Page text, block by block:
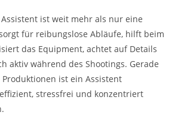
ist weit mehr als nur eine
für reibungslose Abläufe, hilft beim
das Equipment, achtet auf Details
aktiv während des Shootings. Gerade
ist ein Assistent
stressfrei und konzentriert